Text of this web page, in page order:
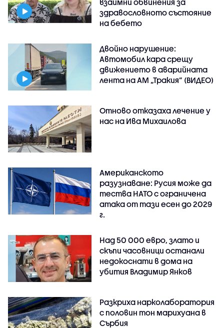
взаимни обвинения за
здравословното състояние
на бебето
Двойно нарушение:
Автомобил кара срещу
движението в аварийната
лента на АМ „Тракия” (ВИДЕО)
Отново отказаха лечение у
нас на Ива Михаилова
Американското
разузнаване: Русия може да
тества НАТО с ограничена
атака от тази есен до 2029
г.
Над 50 000 евро, злато и
скъпи часовници останали
недокоснати в дома на
убития Владимир Янков
Разкриха нарколаборатория
с половин тон марихуана в
Сърбия